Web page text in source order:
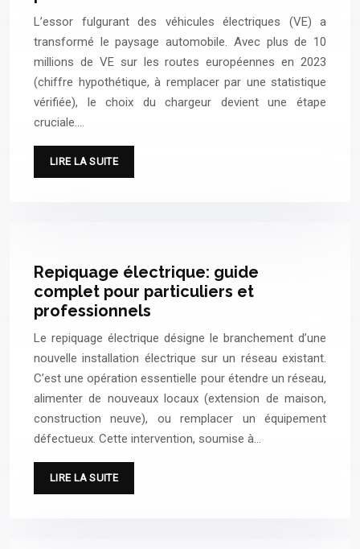
L’essor fulgurant des véhicules électriques (VE) a
transformé le paysage automobile. Avec plus de 10
millions de VE sur les routes européennes en 2023
(chiffre hypothétique, à remplacer par une statistique
vérifiée), le choix du chargeur devient une étape
cruciale….
LIRE LA SUITE
Repiquage électrique: guide
complet pour particuliers et
professionnels
Le repiquage électrique désigne le branchement d’une
nouvelle installation électrique sur un réseau existant.
C’est une opération essentielle pour étendre un réseau,
alimenter de nouveaux locaux (extension de maison,
construction neuve), ou remplacer un équipement
défectueux. Cette intervention, soumise à…
LIRE LA SUITE